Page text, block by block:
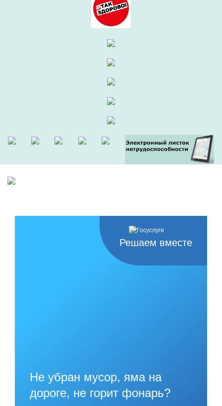
Решаем вместе
Не убран мусор, яма на
дороге, не горит фонарь?